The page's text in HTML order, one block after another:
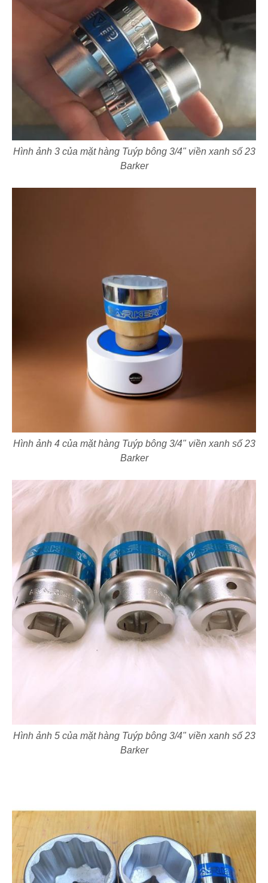
Hình ảnh 3 của mặt hàng Tuýp bông 3/4" viền xanh số 23
Barker
Hình ảnh 4 của mặt hàng Tuýp bông 3/4" viền xanh số 23
Barker
Hình ảnh 5 của mặt hàng Tuýp bông 3/4" viền xanh số 23
Barker